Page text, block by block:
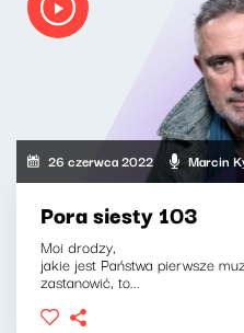
26 czerwca 2022 Marcin
Pora siesty 103
Moi drodzy,
jakie jest Państwa pierwsze
zastanowić, to...